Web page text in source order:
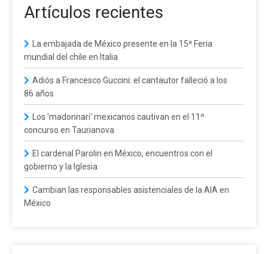
Artículos recientes
La embajada de México presente en la 15ª Feria
mundial del chile en Italia
Adiós a Francesco Guccini: el cantautor falleció a los
86 años
Los 'madonnari' mexicanos cautivan en el 11º
concurso en Taurianova
El cardenal Parolin en México, encuentros con el
gobierno y la Iglesia
Cambian las responsables asistenciales de la AIA en
México